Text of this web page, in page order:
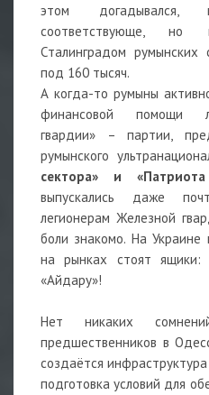
этом
соответствующе, но
Сталинградом румынских
под 160 тысяч.
А когда-то румыны
финансовой помощи
гвардии» – партии,
румынского
сектора» и
выпускались даже
легионерам Железной
боли знакомо. На Украине
на рынках стоят ящики:
«Айдару»!
Нет никаких
предшественников в
создаётся
подготовка условий для